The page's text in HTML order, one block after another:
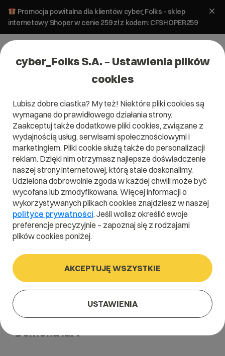
Promocja powitalna dla klientów cyber_Folks - sklep
internetowy Shoper w cenie 259 zł z kodem: CFSHOPER259
Domena .art
.art
Szukaj
Domena .art
cyber_Folks S.A. – Ustawienia plików
cookies
Lubisz dobre ciastka? My też! Niektóre pliki cookies są
wymagane do prawidłowego działania strony.
Zaakceptuj także dodatkowe pliki cookies, związane z
wydajnością usług, serwisami społecznościowymi i
marketingiem. Pliki cookie służą także do personalizacji
reklam. Dzięki nim otrzymasz najlepsze doświadczenie
naszej strony internetowej, którą stale doskonalimy.
Udzielona dobrowolnie zgoda w każdej chwili może być
wycofana lub zmodyfikowana. Więcej informacji o
wykorzystywanych plikach cookies znajdziesz w naszej
polityce prywatności. Jeśli wolisz określić swoje
preferencje precyzyjnie – zapoznaj się z rodzajami
plików cookies poniżej.
AKCEPTUJĘ WSZYSTKIE
USTAWIENIA